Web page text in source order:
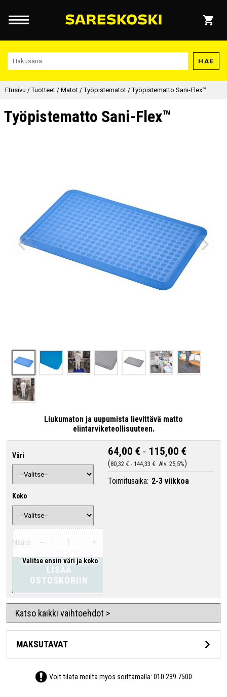
HAE
Etusivu /Tuotteet / Matot /Työpistematot /Työpistematto Sani-Flex™
Työpistematto Sani-Flex™
Liukumaton ja uupumista lievittävä matto
elintarviketeollisuuteen.
Väri
Koko
Valitse ensin väri ja koko
Määrä:
LISÄÄ
OSTOSKORIIN
64,00 € - 115,00 €
80,32 € -144,33 € Alv. 25,5%
Toimitusaika: 2-3 viikkoa
Katso kaikki vaihtoehdot >
MAKSUTAVAT
Voit tilata meiltä myös soittamalla:010 239 7500